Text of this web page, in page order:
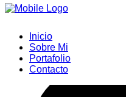
Inicio
Sobre Mi
Portafolio
Contacto